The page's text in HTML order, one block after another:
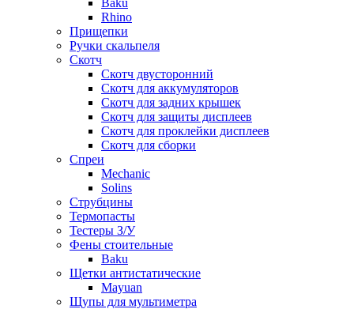
Baku
Rhino
Прищепки
Ручки скальпеля
Скотч
Скотч двусторонний
Скотч для аккумуляторов
Скотч для задних крышек
Скотч для защиты дисплеев
Скотч для проклейки дисплеев
Скотч для сборки
Спреи
Mechanic
Solins
Струбцины
Термопасты
Тестеры З/У
Фены стоительные
Baku
Щетки антистатические
Mayuan
Щупы для мультиметра